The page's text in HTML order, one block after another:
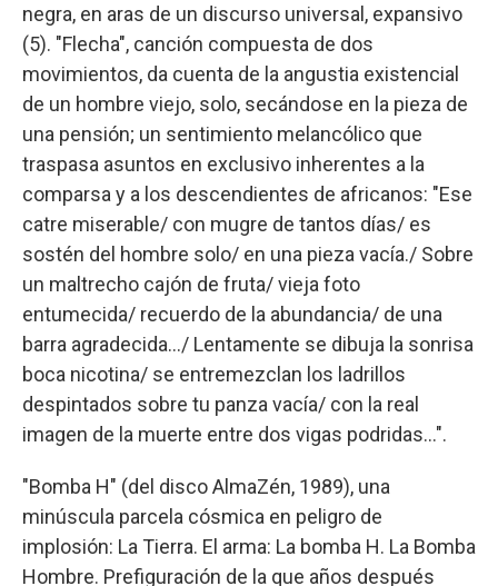
negra, en aras de un discurso universal, expansivo
(5). "Flecha", canción compuesta de dos
movimientos, da cuenta de la angustia existencial
de un hombre viejo, solo, secándose en la pieza de
una pensión; un sentimiento melancólico que
traspasa asuntos en exclusivo inherentes a la
comparsa y a los descendientes de africanos: "Ese
catre miserable/ con mugre de tantos días/ es
sostén del hombre solo/ en una pieza vacía./ Sobre
un maltrecho cajón de fruta/ vieja foto
entumecida/ recuerdo de la abundancia/ de una
barra agradecida…/ Lentamente se dibuja la sonrisa
boca nicotina/ se entremezclan los ladrillos
despintados sobre tu panza vacía/ con la real
imagen de la muerte entre dos vigas podridas…".
"Bomba H" (del disco AlmaZén, 1989), una
minúscula parcela cósmica en peligro de
implosión: La Tierra. El arma: La bomba H. La Bomba
Hombre. Prefiguración de la que años después